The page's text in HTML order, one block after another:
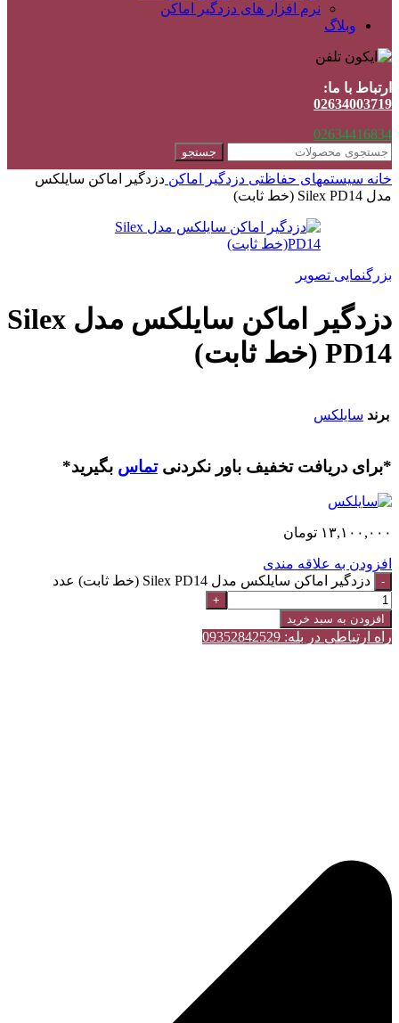
نرم افزار های دزدگیر اماکن
وبلاگ
ارتباط با ما:
02634003719
02634416834
جستجو
خانه سیستمهای حفاظتی دزدگیر اماکن دزدگیر اماکن سایلکس
مدل Silex PD14 (خط ثابت)
بزرگنمایی تصویر
دزدگیر اماکن سایلکس مدل Silex
PD14 (خط ثابت)
برند سایلکس
*برای دریافت تخفیف باور نکردنیتماس بگیرید*
۱۳,۱۰۰,۰۰۰ تومان
افزودن به علاقه مندی
دزدگیر اماکن سایلکس مدل Silex PD14 (خط ثابت) عدد
افزودن به سبد خرید
راه ارتباطی در بله: 09352842529